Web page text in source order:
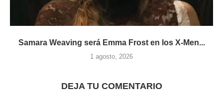
Samara Weaving será Emma Frost en los X-Men...
1 agosto, 2026
DEJA TU COMENTARIO